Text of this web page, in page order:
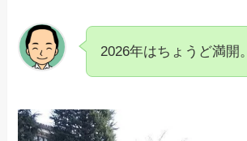
2026年はちょうど満開。